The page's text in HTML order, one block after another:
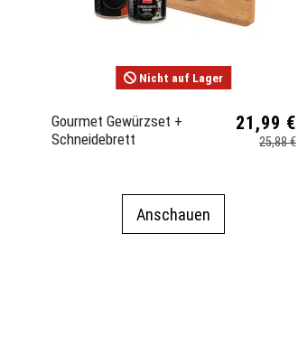
Nicht auf Lager
Gourmet Gewürzset +
Schneidebrett
21,99 €
25,88 €
Anschauen